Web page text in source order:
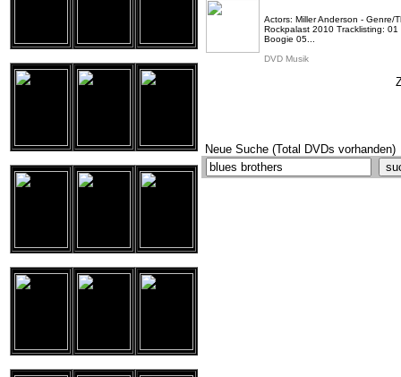
Actors: Miller Anderson - Genre/
Rockpalast 2010 Tracklisting:
Boogie 05...
DVD Musik
Neue Suche (Total DVDs vorhanden)